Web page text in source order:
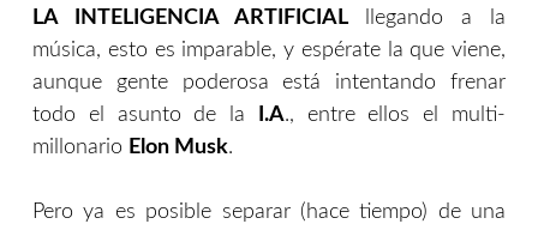
LA INTELIGENCIA ARTIFICIALllegando a la
música, esto es imparable, y espérate la que viene,
aunque gente poderosa está intentando frenar
todo el asunto de la
I.A., entre ellos el multi-
millonario Elon Musk.
Pero ya es posible separar (hace tiempo) de una